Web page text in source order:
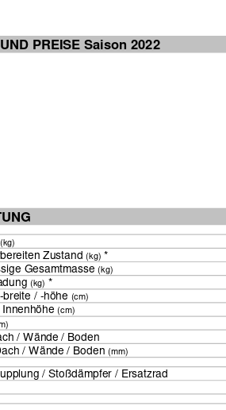
PREISE Saison 2022
(kg)
Zustand (kg) *
Gesamtmasse (kg)
(kg) *
/ -höhe (cm)
(cm)
/ Wände / Boden
/ Wände / Boden (mm)
/ Stoßdämpfer / Ersatzrad